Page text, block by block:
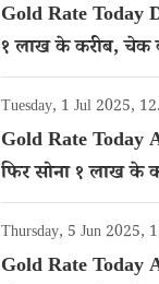
Gold Rate Today
१ लाख के करीब, चेक
गोल्ड का रेट
Tuesday, 1 Jul 2025,
Gold Rate
फिर सोना १ लाख के
कैरेट गोल्ड का रेट
Thursday, 5 Jun 2025,
Gold Rate